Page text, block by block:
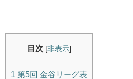
目次 [非表示]
1 第5回 金谷リーグ表